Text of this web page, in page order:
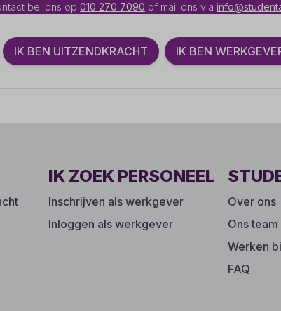
bel ons op 010 270 7090 of mail ons via
IK BEN UITZENDKRACHT IK BEN
IK ZOEK PERSONEEL
Inschrijven als werkgever
Inloggen als werkgever
Over ons
Ons team
Werken
FAQ